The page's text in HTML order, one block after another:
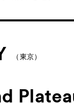
（東京）